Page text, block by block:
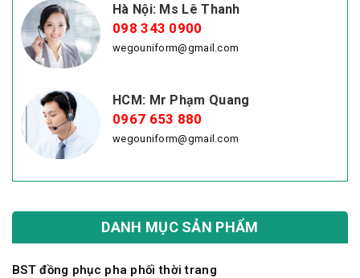
Hà Nội: Ms Lê Thanh
098 343 0900
wegouniform@gmail.com
HCM: Mr Phạm Quang
0967 653 880
wegouniform@gmail.com
DANH MỤC SẢN PHẨM
BST đồng phục pha phối thời trang